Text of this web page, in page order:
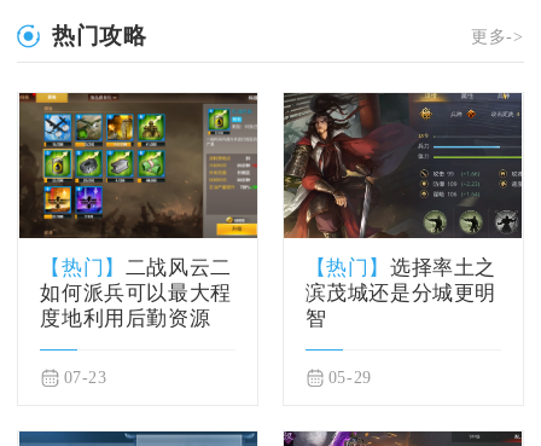
热门攻略 更多->
【热门】 二战风云二
如何派兵可以最大程
度地利用后勤资源
07-23
【热门】选择率土之
滨茂城还是分城更明
智
05-29